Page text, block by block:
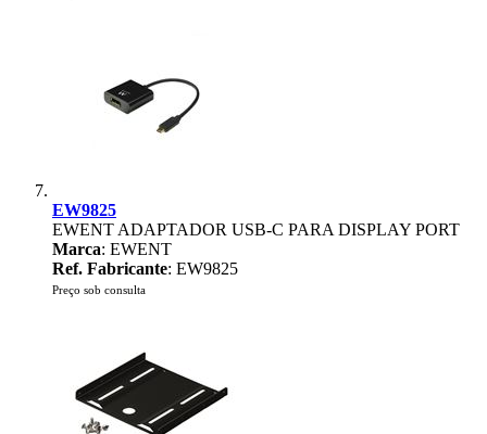
EW9825
EWENT ADAPTADOR USB-C PARA DISPLAY PORT
Marca: EWENT
Ref. Fabricante: EW9825
Preço sob consulta